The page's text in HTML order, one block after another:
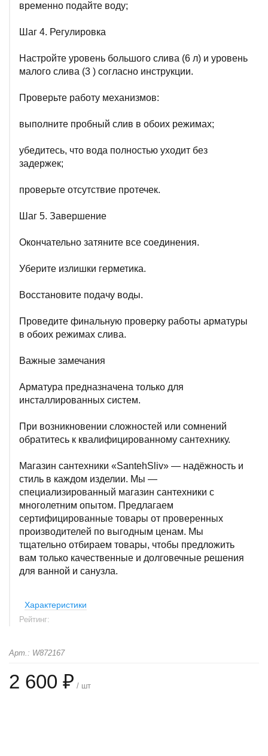
временно подайте воду;
Шаг 4. Регулировка
Настройте уровень большого слива (6 л) и уровень
малого слива (3 ) согласно инструкции.
Проверьте работу механизмов:
выполните пробный слив в обоих режимах;
убедитесь, что вода полностью уходит без
задержек;
проверьте отсутствие протечек.
Шаг 5. Завершение
Окончательно затяните все соединения.
Уберите излишки герметика.
Восстановите подачу воды.
Проведите финальную проверку работы арматуры
в обоих режимах слива.
Важные замечания
Арматура предназначена только для
инсталлированных систем.
При возникновении сложностей или сомнений
обратитесь к квалифицированному сантехнику.
Магазин сантехники «SantehSliv» — надёжность и
стиль в каждом изделии. Мы —
специализированный магазин сантехники с
многолетним опытом. Предлагаем
сертифицированные товары от проверенных
производителей по выгодным ценам. Мы
тщательно отбираем товары, чтобы предложить
вам только качественные и долговечные решения
для ванной и санузла.
Характеристики
Рейтинг:
Арт.: W872167
2 600 ₽ / шт